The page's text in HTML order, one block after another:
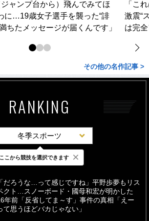
ャンプ台から）飛んでみてほ
に…19歳女子選手を襲った“誹
ちたメッセージが届くんです」
「こ
激震“
は完
その他の名作記事 >
RANKING
冬季スポーツ
最新 24時間 週間
「だろうな…って感じですね」平野歩夢もリス
クト…スノーボード・國母和宏が明かした
年前「反省してま～す」事件の真相「えー
て思うほどバカじゃない」
ここから競技を選択できます ×